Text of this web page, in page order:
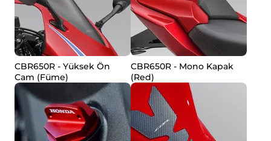
CBR650R - Yüksek Ön
Cam (Füme)
CBR650R - Mono Kapak
(Red)